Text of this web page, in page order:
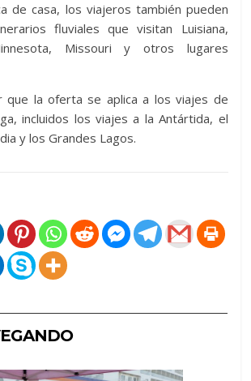
de casa, los viajeros también pueden
fluviales que visitan Luisiana,
Missouri y otros lugares
que la oferta se aplica a los viajes de
incluidos los viajes a la Antártida, el
y los Grandes Lagos.